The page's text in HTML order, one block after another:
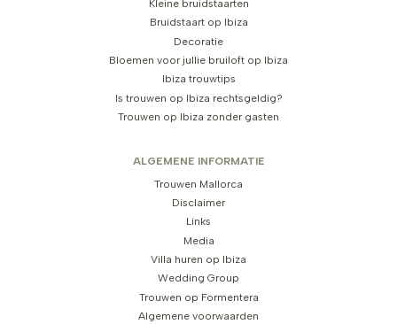
Kleine bruidstaarten
Bruidstaart op Ibiza
Decoratie
Bloemen voor jullie bruiloft op Ibiza
Ibiza trouwtips
Is trouwen op Ibiza rechtsgeldig?
Trouwen op Ibiza zonder gasten
ALGEMENE INFORMATIE
Trouwen Mallorca
Disclaimer
Links
Media
Villa huren op Ibiza
Wedding Group
Trouwen op Formentera
Algemene voorwaarden